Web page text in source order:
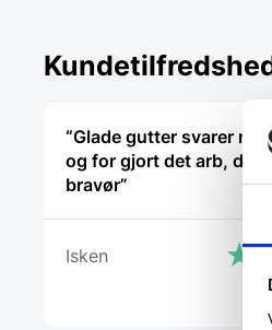
“Glade gutter svarer
og for gjort det arb, de
bravør”
Isken